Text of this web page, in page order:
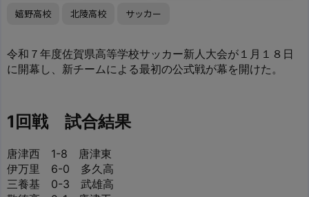
嬉野高校
北陵高校 サッカー
令和７年度佐賀県高等学校サッカー新人大会が１月１８日
に開幕し、新チームによる最初の公式戦が幕を開けた。
1回戦 試合結果
唐津西 1-8 唐津東
伊万里 6-0 多久高
三養基 0-3 武雄高